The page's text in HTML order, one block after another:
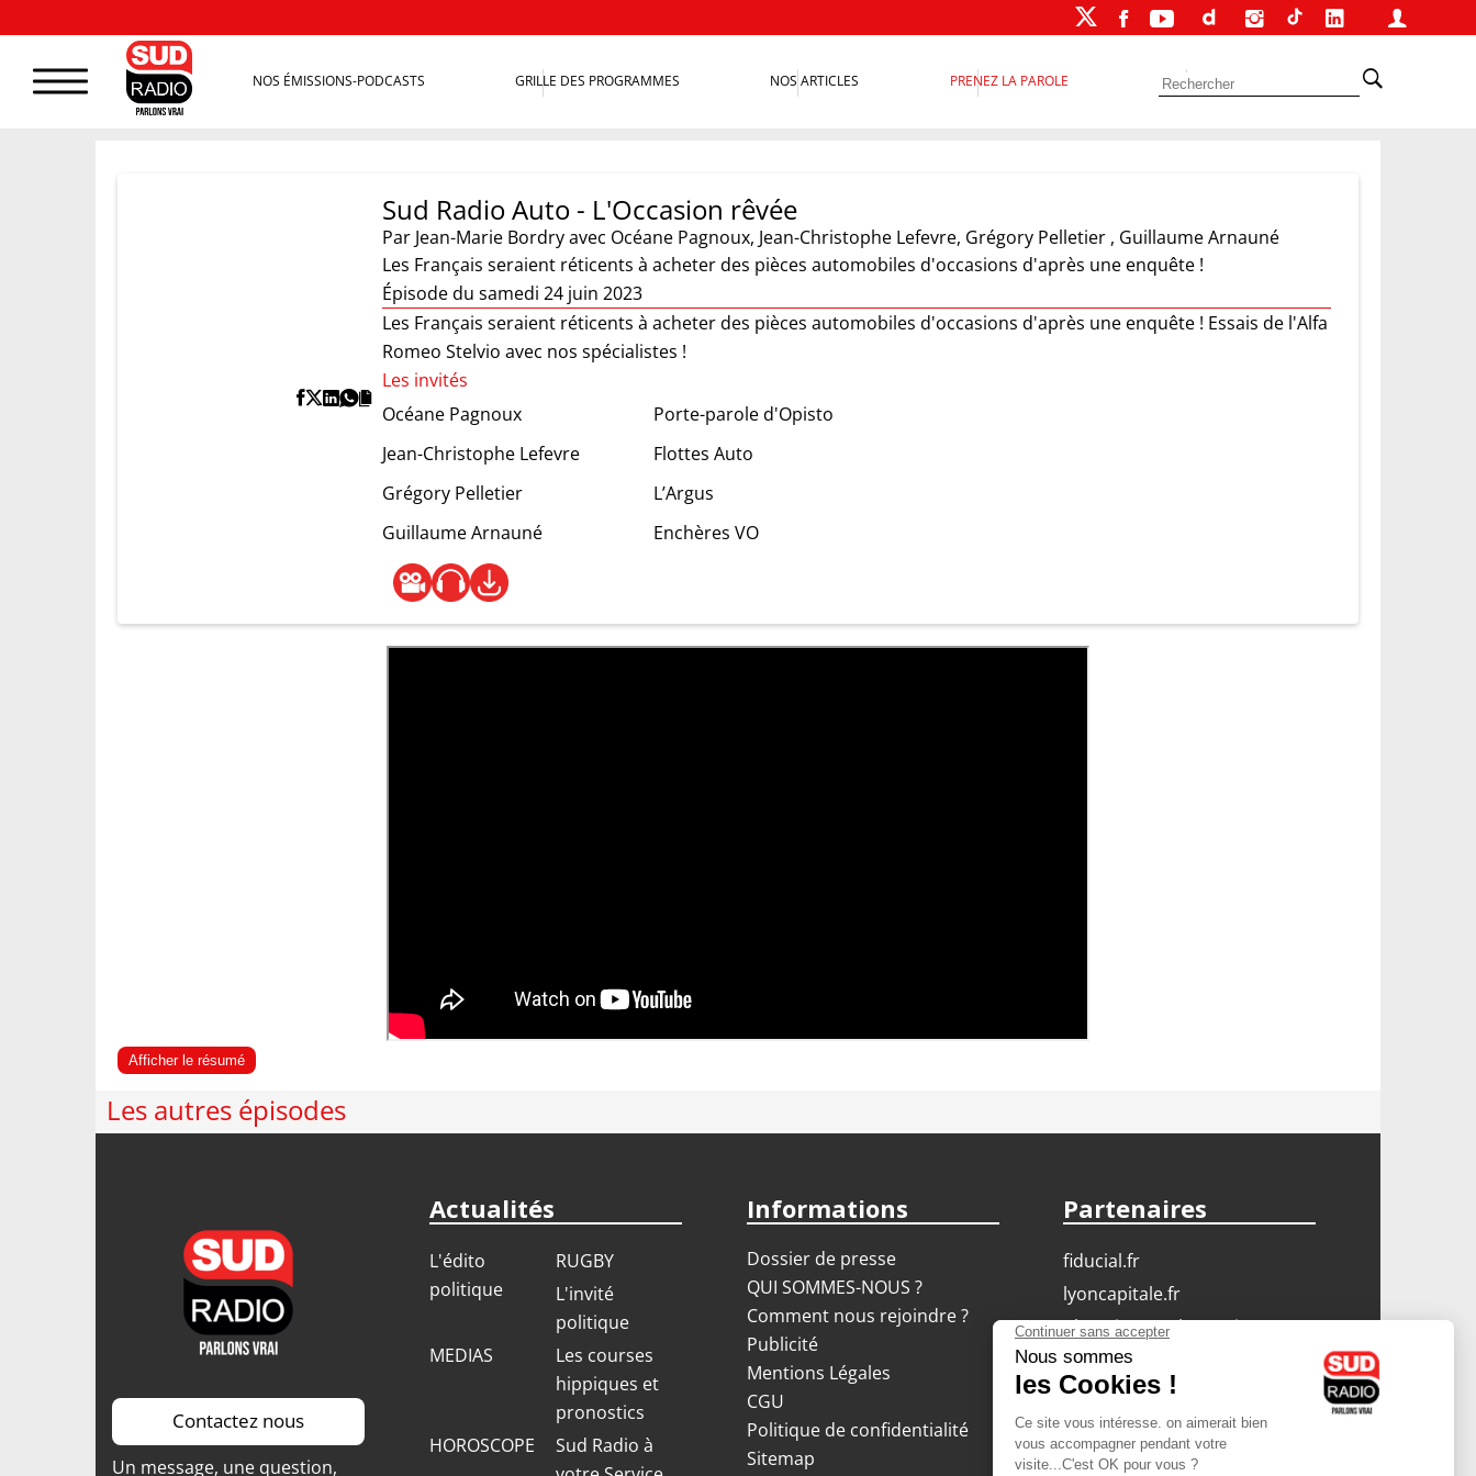
NOS ÉMISSIONS-PODCASTS GRILLE DES PROGRAMMES NOS ARTICLES PRENEZ LA PAROLE
Sud Radio Auto - L'Occasion rêvée
Par Jean-Marie Bordryavec Océane Pagnoux, Jean-Christophe Lefevre, Grégory Pelletier , Guillaume Arnauné
Les Français seraient réticents à acheter des pièces automobiles d'occasions d'après une enquête !
Épisode du samedi 24 juin 2023
Les Français seraient réticents à acheter des pièces automobiles d'occasions d'après une enquête ! Essais de l'Alfa
Romeo Stelvio avec nos spécialistes !
Les invités
Océane Pagnoux
Porte-parole d'Opisto
Jean-Christophe Lefevre
Flottes Auto
Grégory Pelletier
L’Argus
Guillaume Arnauné
Enchères VO
Afficher le résumé
Les autres épisodes
Contactez nous
Un message, une question,
Actualités
L'édito
politique
RUGBY
L'invité
politique
MEDIAS
Les courses
hippiques et
pronostics
HOROSCOPE
Sud Radio à
Informations
Dossier de presse
QUI SOMMES-NOUS ?
Comment nous rejoindre ?
Publicité
Mentions Légales
CGU
Politique de confidentialité
Sitemap
Partenaires
fiducial.fr
lyoncapitale.fr
olympique-et-lyonnais.com
L'application Iphone
/ Android